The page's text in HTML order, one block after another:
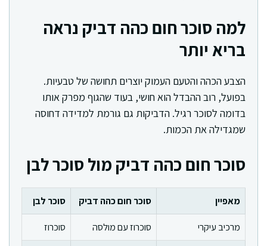
למה סוכר חום כהה דביק נראה
בריא יותר
הצבע הכהה והטעם העמוק יוצרים תחושה של טבעיות.
בפועל, רוב ההבדל הוא חושי, בעוד שהגוף מפרק אותו
בדומה לסוכר רגיל. הדביקות גם גורמת למדידה דחוסה
שמגדילה את הכמות.
סוכר חום כהה דביק מול סוכר לבן
מאפיין סוכר חום כהה דביק
סוכר לבן
מרכיב עיקרי
סוכרוז עם מולסה
סוכרוז